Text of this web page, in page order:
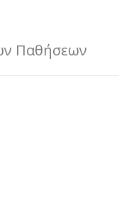
Παθήσεων